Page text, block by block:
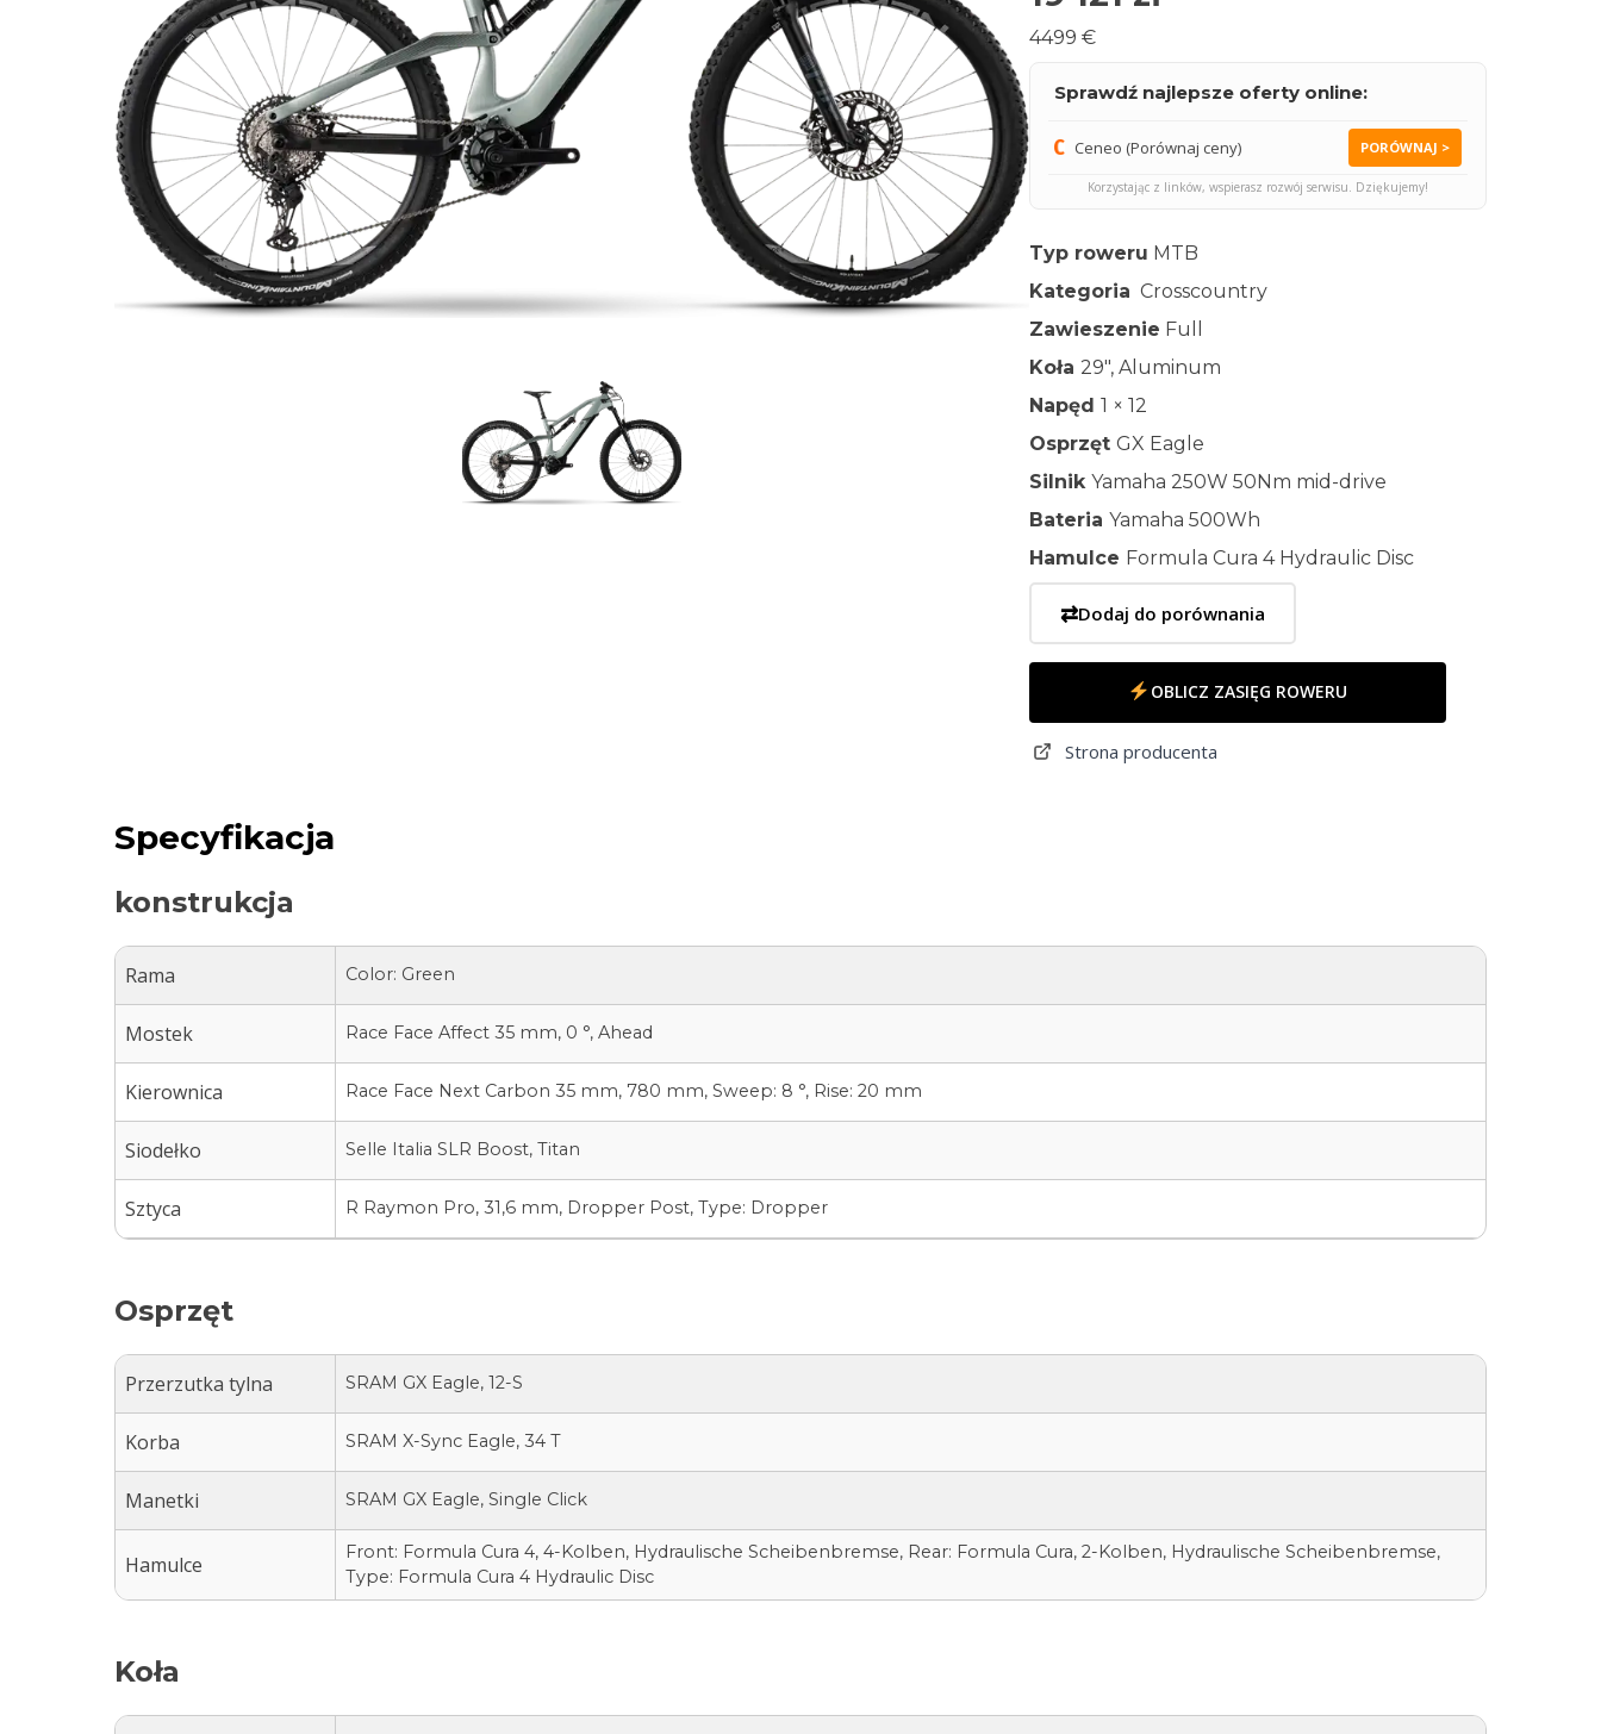
4499 €
Sprawdź najlepsze oferty online:
Ceneo (Porównaj ceny) PORÓWNAJ >
Korzystając z linków, wspierasz rozwój serwisu. Dziękujemy!
Typ roweru MTB
Kategoria Crosscountry
Zawieszenie Full
Koła 29″, Aluminum
Napęd 1 × 12
Osprzęt GX Eagle
Silnik Yamaha 250W 50Nm mid-drive
Bateria Yamaha 500Wh
Hamulce Formula Cura 4 Hydraulic Disc
⇄Dodaj do porównania
OBLICZ ZASIĘG ROWERU
Strona producenta
Specyfikacja
konstrukcja
Rama Color: Green
Mostek Race Face Affect 35 mm, 0 °, Ahead
Kierownica Race Face Next Carbon 35 mm, 780 mm, Sweep: 8 °, Rise: 20 mm
Siodełko Selle Italia SLR Boost, Titan
Sztyca R Raymon Pro, 31,6 mm, Dropper Post, Type: Dropper
Osprzęt
Przerzutka tylna SRAM GX Eagle, 12-S
Korba SRAM X-Sync Eagle, 34 T
Manetki SRAM GX Eagle, Single Click
Hamulce
Front: Formula Cura 4, 4-Kolben, Hydraulische Scheibenbremse, Rear: Formula Cura, 2-Kolben, Hydraulische Scheibenbremse,
Type: Formula Cura 4 Hydraulic Disc
Koła